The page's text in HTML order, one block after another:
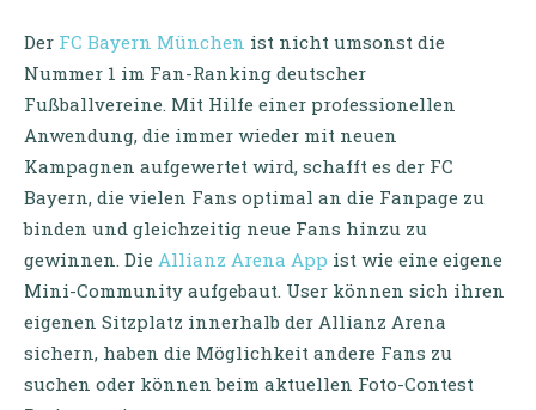
Der FC Bayern München ist nicht umsonst die
Nummer 1 im Fan-Ranking deutscher
Fußballvereine. Mit Hilfe einer professionellen
Anwendung, die immer wieder mit neuen
Kampagnen aufgewertet wird, schafft es der FC
Bayern, die vielen Fans optimal an die Fanpage zu
binden und gleichzeitig neue Fans hinzu zu
gewinnen. Die Allianz Arena App ist wie eine eigene
Mini-Community aufgebaut. User können sich ihren
eigenen Sitzplatz innerhalb der Allianz Arena
sichern, haben die Möglichkeit andere Fans zu
suchen oder können beim aktuellen Foto-Contest